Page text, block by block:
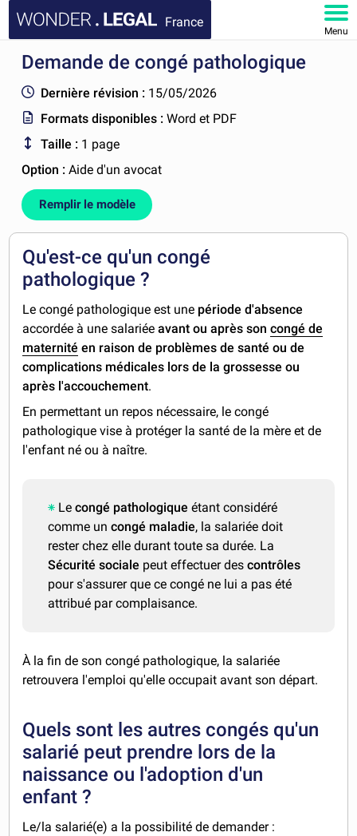
France
Menu
ACCUEIL
DOCUMENTS
FAQ
MON COMPTE
Demande de congé pathologique
Dernière révision : 15/05/2026
Formats disponibles :Word et PDF
Taille : 1 page
Option :Aide d'un avocat
Remplir le modèle
Qu'est-ce qu'un congé
pathologique ?
Le congé pathologique est une période d'absence
accordée à une salariée avant ou après soncongé de
maternité en raison de problèmes de santé ou de
complications médicales lors de la grossesse ou
après l'accouchement.
En permettant un repos nécessaire, le congé
pathologique vise à protéger la santé de la mère et de
l'enfant né ou à naître.
Lecongé pathologique étant considéré
comme uncongé maladie, la salariée doit
rester chez elle durant toute sa durée. La
Sécurité sociale peut effectuer descontrôles
pour s'assurer que ce congé ne lui a pas été
attribué par complaisance.
À la fin de son congé pathologique, la salariée
retrouvera l'emploi qu'elle occupait avant son départ.
Quels sont les autres congés qu'un
salarié peut prendre lors de la
naissance ou l'adoption d'un
enfant ?
Le/la salarié(e) a la possibilité de demander :